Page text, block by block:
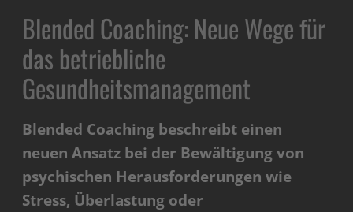
Blended Coaching: Neue Wege für
das betriebliche
Gesundheitsmanagement
Blended Coaching beschreibt einen
neuen Ansatz bei der Bewältigung von
psychischen Herausforderungen wie
Stress, Überlastung oder